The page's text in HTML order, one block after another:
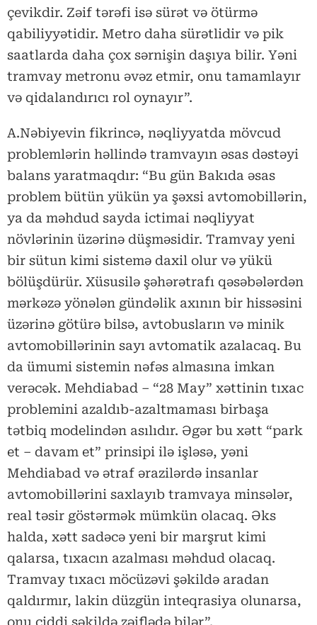
çevikdir. Zəif tərəfi isə sürət və ötürmə
qabiliyyətidir. Metro daha sürətlidir və pik
saatlarda daha çox sərnişin daşıya bilir. Yəni
tramvay metronu əvəz etmir, onu tamamlayır
və qidalandırıcı rol oynayır”.
A.Nəbiyevin fikrincə, nəqliyyatda mövcud
problemlərin həllində tramvayın əsas dəstəyi
balans yaratmaqdır: “Bu gün Bakıda əsas
problem bütün yükün ya şəxsi avtomobillərin,
ya da məhdud sayda ictimai nəqliyyat
növlərinin üzərinə düşməsidir. Tramvay yeni
bir sütun kimi sistemə daxil olur və yükü
bölüşdürür. Xüsusilə şəhərətrafı qəsəbələrdən
mərkəzə yönələn gündəlik axının bir hissəsini
üzərinə götürə bilsə, avtobusların və minik
avtomobillərinin sayı avtomatik azalacaq. Bu
da ümumi sistemin nəfəs almasına imkan
verəcək. Mehdiabad – “28 May” xəttinin tıxac
problemini azaldıb-azaltmaması birbaşa
tətbiq modelindən asılıdır. Əgər bu xətt “park
et – davam et” prinsipi ilə işləsə, yəni
Mehdiabad və ətraf ərazilərdə insanlar
avtomobillərini saxlayıb tramvaya minsələr,
real təsir göstərmək mümkün olacaq. Əks
halda, xətt sadəcə yeni bir marşrut kimi
qalarsa, tıxacın azalması məhdud olacaq.
Tramvay tıxacı möcüzəvi şəkildə aradan
qaldırmır, lakin düzgün inteqrasiya olunarsa,
onu ciddi şəkildə zəiflədə bilər”.